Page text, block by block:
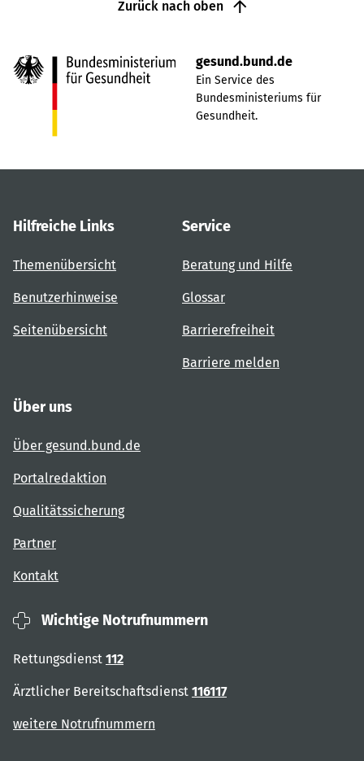
Zurück nach oben
gesund.bund.de
Ein Service des
Bundesministeriums für
Gesundheit.
Hilfreiche Links
Themenübersicht
Benutzerhinweise
Seitenübersicht
Service
Beratung und Hilfe
Glossar
Barrierefreiheit
Barriere melden
Über uns
Über gesund.bund.de
Portalredaktion
Qualitätssicherung
Partner
Kontakt
Wichtige Notrufnummern
Rettungsdienst 112
Ärztlicher Bereitschaftsdienst 116117
weitere Notrufnummern